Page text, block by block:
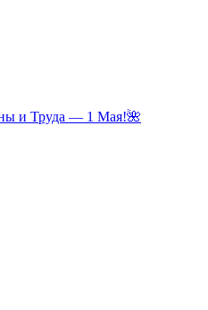
и Труда — 1 Мая!🌺